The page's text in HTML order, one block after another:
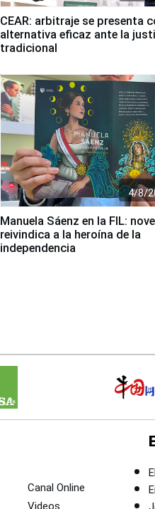
CEAR: arbitraje se presenta
alternativa eficaz ante la
tradicional
4/8/
Manuela Sáenz en la FIL:
reivindica a la heroína de la
independencia
Canal Online
Videos